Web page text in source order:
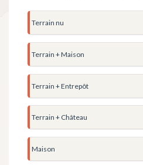
Terrain nu
Terrain + Maison
Terrain + Entrepôt
Terrain + Château
Maison